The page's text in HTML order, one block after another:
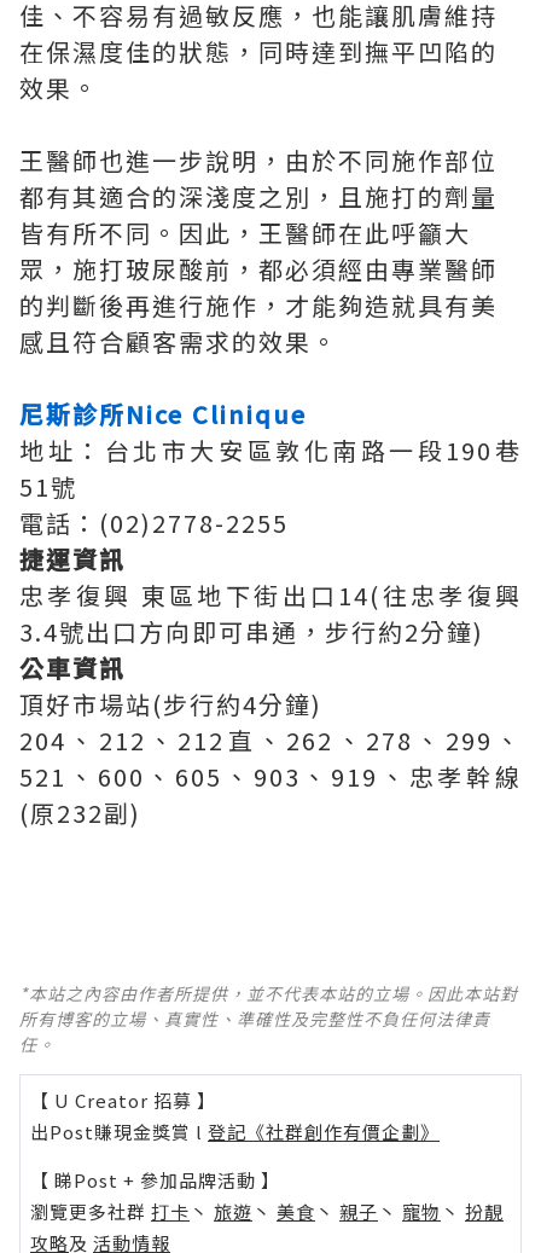
佳、不容易有過敏反應，也能讓肌膚維持
在保濕度佳的狀態，同時達到撫平凹陷的
效果。
王醫師也進一步說明，由於不同施作部位
都有其適合的深淺度之別，且施打的劑量
皆有所不同。因此，王醫師在此呼籲大
眾，施打玻尿酸前，都必須經由專業醫師
的判斷後再進行施作，才能夠造就具有美
感且符合顧客需求的效果。
尼斯診所Nice Clinique
地址：台北市大安區敦化南路一段190巷
51號
電話：(02)2778-2255
捷運資訊
忠孝復興 東區地下街出口14(往忠孝復興
3.4號出口方向即可串通，步行約2分鐘)
公車資訊
頂好市場站(步行約4分鐘)
204、212、212直、262、278、299、
521、600、605、903、919、忠孝幹線
(原232副)
*本站之內容由作者所提供，並不代表本站的立場。因此本站對
所有博客的立場、真實性、準確性及完整性不負任何法律責
任。
【 U Creator 招募 】
出Post賺現金獎賞 l 登記《社群創作有價企劃》
【 睇Post + 參加品牌活動 】
瀏覽更多社群 打卡 丶 旅遊 丶 美食 丶 親子 丶 寵物 丶 扮靚
攻略及 活動情報